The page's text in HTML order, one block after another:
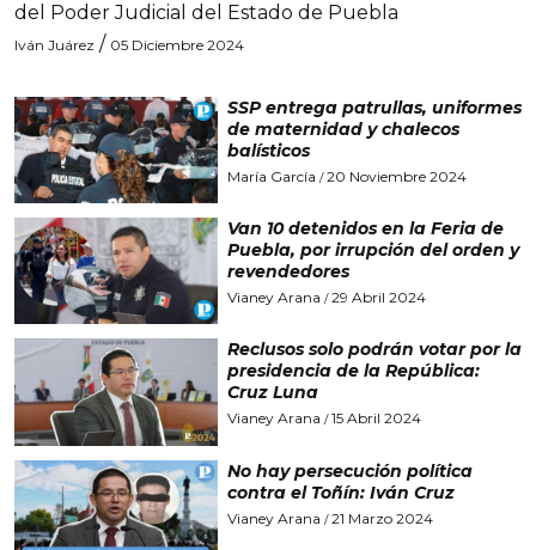
del Poder Judicial del Estado de Puebla
Iván Juárez / 05 Diciembre 2024
SSP entrega patrullas, uniformes
de maternidad y chalecos
balísticos
María García /20 Noviembre 2024
Van 10 detenidos en la Feria de
Puebla, por irrupción del orden y
revendedores
Vianey Arana /29 Abril 2024
Reclusos solo podrán votar por la
presidencia de la República:
Cruz Luna
Vianey Arana /15 Abril 2024
No hay persecución política
contra el Toñín: Iván Cruz
Vianey Arana /21 Marzo 2024